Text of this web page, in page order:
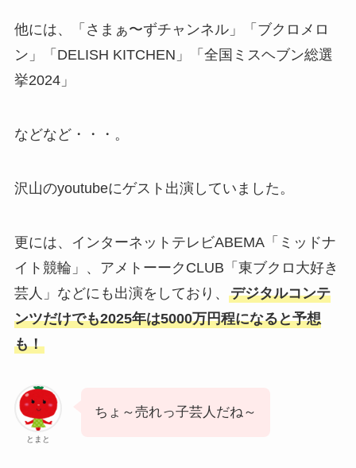
他には、「さまぁ〜ずチャンネル」「ブクロメロ
ン」「DELISH KITCHEN」「全国ミスヘブン総選
挙2024」
などなど・・・。
沢山のyoutubeにゲスト出演していました。
更には、インターネットテレビABEMA「ミッドナ
イト競輪」、アメトーークCLUB「東ブクロ大好き
芸人」などにも出演をしており、 デジタルコンテ
ンツだけでも2025年は5000万円程になると予想
も！
とまと
ちょ～売れっ子芸人だね～